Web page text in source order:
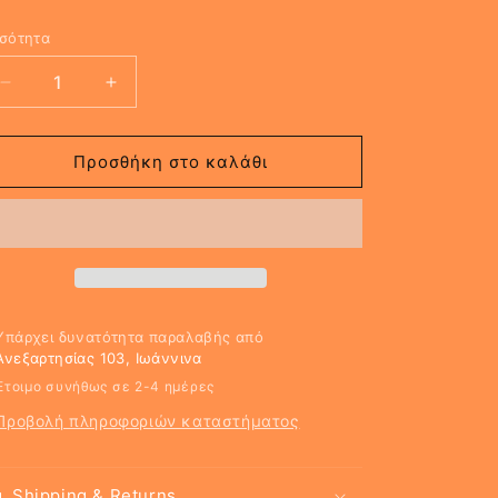
Μείωση
ποσότητας
για
NECKLACE
Αύξηση
ποσότητας
για
Boho
NECKLACE
Προσθήκη στο καλάθι
δυνατότητα παραλαβής από
103, Ιωάννινα
συνήθως σε 2-4 ημέρες
πληροφοριών καταστήματος